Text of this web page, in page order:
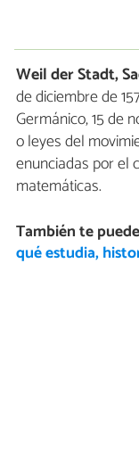
Weil der Stadt,
de diciembre de
Germánico, 15 de
o leyes del
enunciadas por el
matemáticas.
También te
qué estudia,